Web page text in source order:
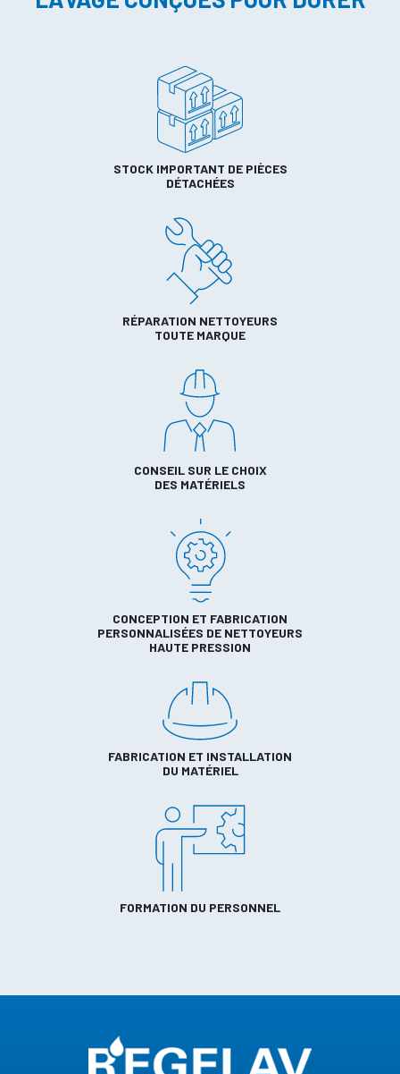
STOCK IMPORTANT DE PIÈCES
DÉTACHÉES
RÉPARATION NETTOYEURS
TOUTE MARQUE
CONSEIL SUR LE CHOIX
DES MATÉRIELS
CONCEPTION ET FABRICATION
PERSONNALISÉES DE NETTOYEURS
HAUTE PRESSION
FABRICATION ET INSTALLATION
DU MATÉRIEL
FORMATION DU PERSONNEL